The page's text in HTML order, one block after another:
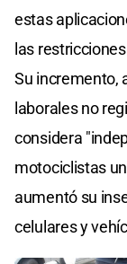
estas
las
Su incremento,
laborales no
considera
motociclistas
aumentó su
celulares y